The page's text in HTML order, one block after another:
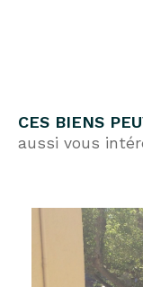
CES BIENS
aussi vous